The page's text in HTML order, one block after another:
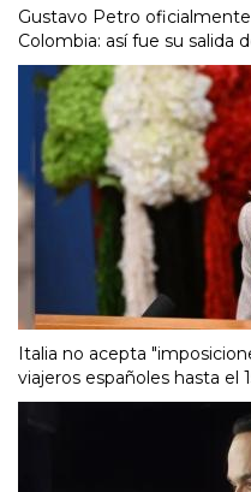
Gustavo Petro
Colombia: así fue su salida
Italia no acepta
viajeros españoles hasta el